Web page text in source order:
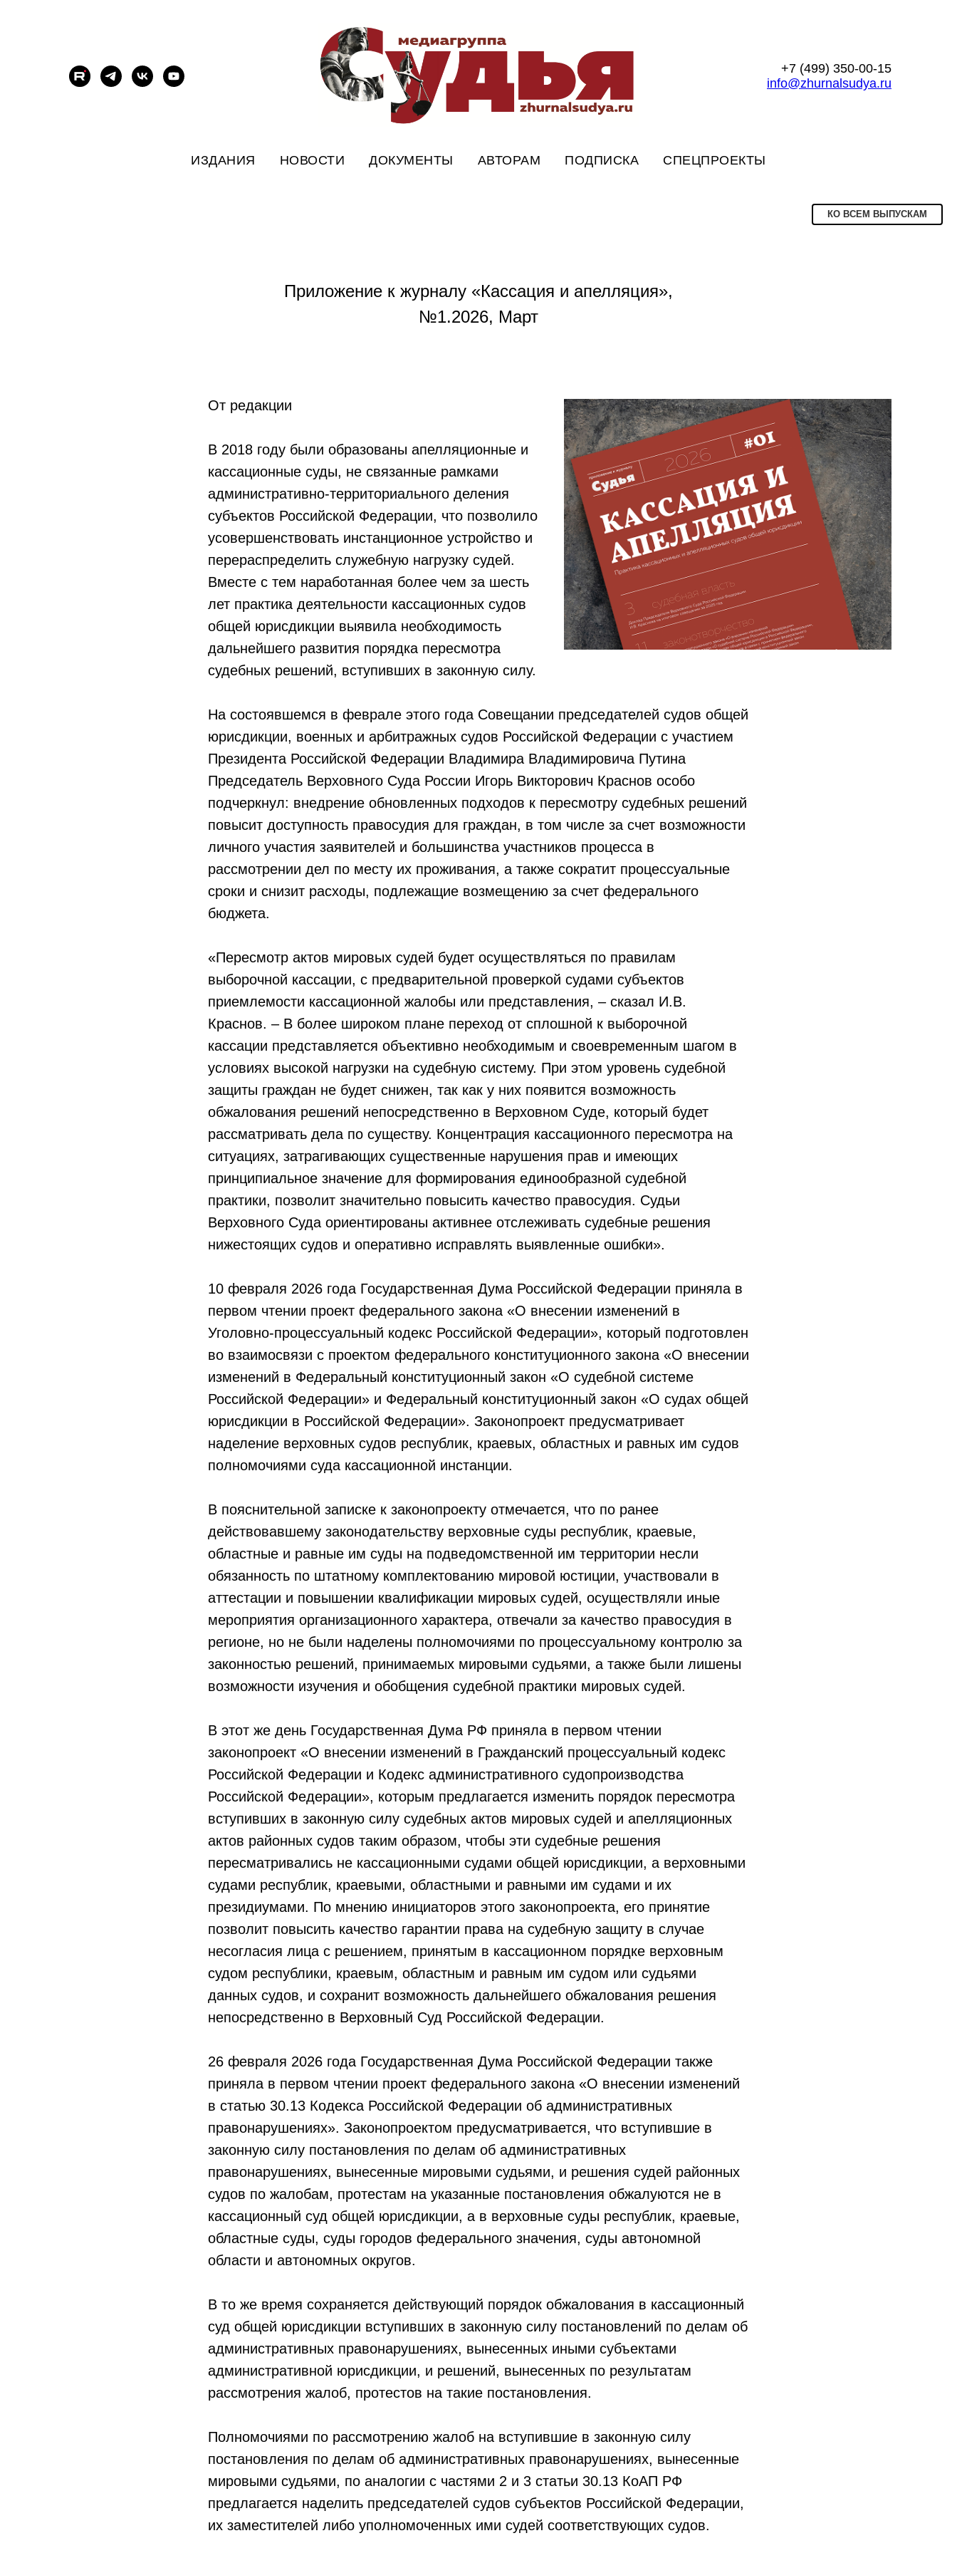
+7 (499) 350-00-15
info@zhurnalsudya.ru
ИЗДАНИЯ НОВОСТИ ДОКУМЕНТЫ АВТОРАМ ПОДПИСКА СПЕЦПРОЕКТЫ
КО ВСЕМ ВЫПУСКАМ
Приложение к журналу «Кассация и апелляция»,
№1.2026, Март
От редакции
В 2018 году были образованы апелляционные и
кассационные суды, не связанные рамками
административно-территориального деления
субъектов Российской Федерации, что позволило
усовершенствовать инстанционное устройство и
перераспределить служебную нагрузку судей.
Вместе с тем наработанная более чем за шесть
лет практика деятельности кассационных судов
общей юрисдикции выявила необходимость
дальнейшего развития порядка пересмотра
судебных решений, вступивших в законную силу.
На состоявшемся в феврале этого года Совещании председателей судов общей
юрисдикции, военных и арбитражных судов Российской Федерации с участием
Президента Российской Федерации Владимира Владимировича Путина
Председатель Верховного Суда России Игорь Викторович Краснов особо
подчеркнул: внедрение обновленных подходов к пересмотру судебных решений
повысит доступность правосудия для граждан, в том числе за счет возможности
личного участия заявителей и большинства участников процесса в
рассмотрении дел по месту их проживания, а также сократит процессуальные
сроки и снизит расходы, подлежащие возмещению за счет федерального
бюджета.
«Пересмотр актов мировых судей будет осуществляться по правилам
выборочной кассации, с предварительной проверкой судами субъектов
приемлемости кассационной жалобы или представления, – сказал И.В.
Краснов. – В более широком плане переход от сплошной к выборочной
кассации представляется объективно необходимым и своевременным шагом в
условиях высокой нагрузки на судебную систему. При этом уровень судебной
защиты граждан не будет снижен, так как у них появится возможность
обжалования решений непосредственно в Верховном Суде, который будет
рассматривать дела по существу. Концентрация кассационного пересмотра на
ситуациях, затрагивающих существенные нарушения прав и имеющих
принципиальное значение для формирования единообразной судебной
практики, позволит значительно повысить качество правосудия. Судьи
Верховного Суда ориентированы активнее отслеживать судебные решения
нижестоящих судов и оперативно исправлять выявленные ошибки».
10 февраля 2026 года Государственная Дума Российской Федерации приняла в
первом чтении проект федерального закона «О внесении изменений в
Уголовно-процессуальный кодекс Российской Федерации», который подготовлен
во взаимосвязи с проектом федерального конституционного закона «О внесении
изменений в Федеральный конституционный закон «О судебной системе
Российской Федерации» и Федеральный конституционный закон «О судах общей
юрисдикции в Российской Федерации». Законопроект предусматривает
наделение верховных судов республик, краевых, областных и равных им судов
полномочиями суда кассационной инстанции.
В пояснительной записке к законопроекту отмечается, что по ранее
действовавшему законодательству верховные суды республик, краевые,
областные и равные им суды на подведомственной им территории несли
обязанность по штатному комплектованию мировой юстиции, участвовали в
аттестации и повышении квалификации мировых судей, осуществляли иные
мероприятия организационного характера, отвечали за качество правосудия в
регионе, но не были наделены полномочиями по процессуальному контролю за
законностью решений, принимаемых мировыми судьями, а также были лишены
возможности изучения и обобщения судебной практики мировых судей.
В этот же день Государственная Дума РФ приняла в первом чтении
законопроект «О внесении изменений в Гражданский процессуальный кодекс
Российской Федерации и Кодекс административного судопроизводства
Российской Федерации», которым предлагается изменить порядок пересмотра
вступивших в законную силу судебных актов мировых судей и апелляционных
актов районных судов таким образом, чтобы эти судебные решения
пересматривались не кассационными судами общей юрисдикции, а верховными
судами республик, краевыми, областными и равными им судами и их
президиумами. По мнению инициаторов этого законопроекта, его принятие
позволит повысить качество гарантии права на судебную защиту в случае
несогласия лица с решением, принятым в кассационном порядке верховным
судом республики, краевым, областным и равным им судом или судьями
данных судов, и сохранит возможность дальнейшего обжалования решения
непосредственно в Верховный Суд Российской Федерации.
26 февраля 2026 года Государственная Дума Российской Федерации также
приняла в первом чтении проект федерального закона «О внесении изменений
в статью 30.13 Кодекса Российской Федерации об административных
правонарушениях». Законопроектом предусматривается, что вступившие в
законную силу постановления по делам об административных
правонарушениях, вынесенные мировыми судьями, и решения судей районных
судов по жалобам, протестам на указанные постановления обжалуются не в
кассационный суд общей юрисдикции, а в верховные суды республик, краевые,
областные суды, суды городов федерального значения, суды автономной
области и автономных округов.
В то же время сохраняется действующий порядок обжалования в кассационный
суд общей юрисдикции вступивших в законную силу постановлений по делам об
административных правонарушениях, вынесенных иными субъектами
административной юрисдикции, и решений, вынесенных по результатам
рассмотрения жалоб, протестов на такие постановления.
Полномочиями по рассмотрению жалоб на вступившие в законную силу
постановления по делам об административных правонарушениях, вынесенные
мировыми судьями, по аналогии с частями 2 и 3 статьи 30.13 КоАП РФ
предлагается наделить председателей судов субъектов Российской Федерации,
их заместителей либо уполномоченных ими судей соответствующих судов.